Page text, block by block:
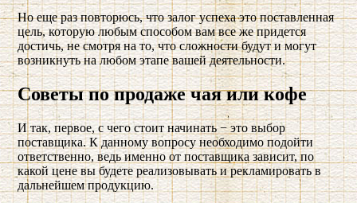
Но еще раз повторюсь, что залог успеха это поставленная
цель, которую любым способом вам все же придется
достичь, не смотря на то, что сложности будут и могут
возникнуть на любом этапе вашей деятельности.
Советы по продаже чая или кофе
И так, первое, с чего стоит начинать − это выбор
поставщика. К данному вопросу необходимо подойти
ответственно, ведь именно от поставщика зависит, по
какой цене вы будете реализовывать и рекламировать в
дальнейшем продукцию.